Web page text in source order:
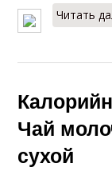
Читать
Чай
сухой